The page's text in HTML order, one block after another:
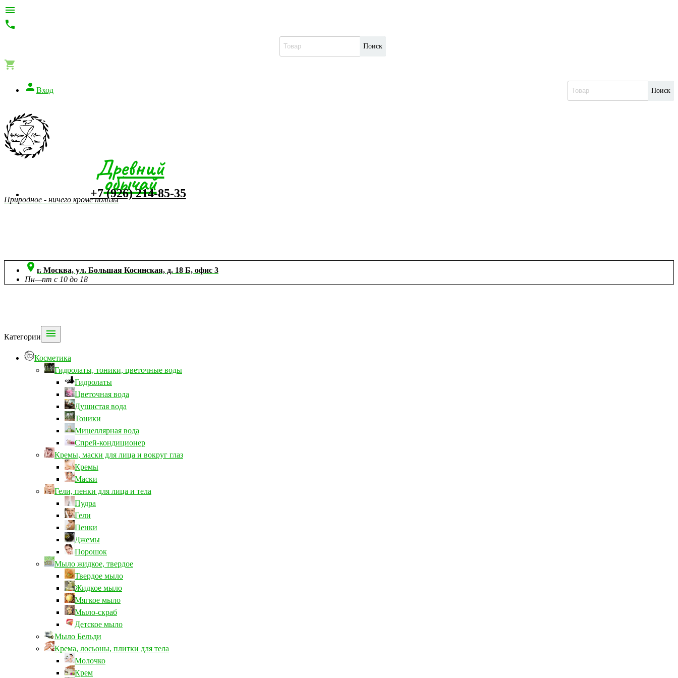


Поиск

Поиск
 Вход
Древний
обычай
Природное - ничего кроме пользы+7 (926) 214-85-35
 г. Москва, ул. Большая Косинская, д. 18 Б, офис 3
Пн—пт с 10 до 18
Категории 
Косметика
Гидролаты, тоники, цветочные воды
Гидролаты
Цветочная вода
Душистая вода
Тоники
Мицеллярная вода
Спрей-кондиционер
Кремы, маски для лица и вокруг глаз
Кремы
Маски
Гели, пенки для лица и тела
Пудра
Гели
Пенки
Джемы
Порошок
Мыло жидкое, твердое
Твердое мыло
Жидкое мыло
Мягкое мыло
Мыло-скраб
Детское мыло
Мыло Бельди
Крема, лосьоны, плитки для тела
Молочко
Крем